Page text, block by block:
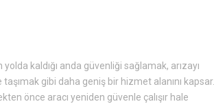
kaldığı anda güvenliği sağlamak, arızayı
gibi daha geniş bir hizmet alanını kapsar.
önce aracı yeniden güvenle çalışır hale